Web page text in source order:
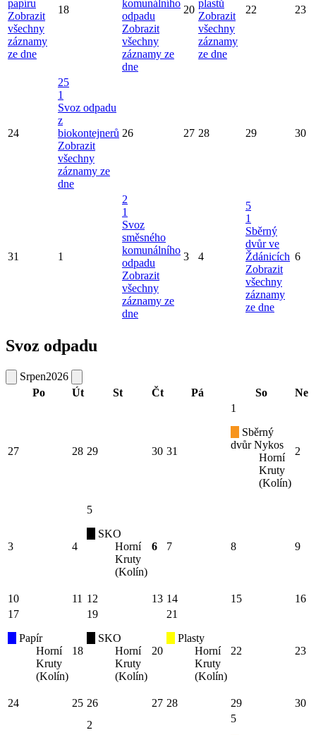
papíru
Zobrazit
všechny
záznamy
ze dne
18
komunálního
odpadu
Zobrazit
všechny
záznamy ze
dne
20
plastů
Zobrazit
všechny
záznamy
ze dne
22 23
24
25
1
Svoz odpadu
z
biokontejnerů
Zobrazit
všechny
záznamy ze
dne
26 27 28 29 30
31 1
2
1
Svoz
směsného
komunálního
odpadu
Zobrazit
všechny
záznamy ze
dne
3 4
5
1
Sběrný
dvůr ve
Ždánicích
Zobrazit
všechny
záznamy
ze dne
6
Svoz odpadu
Srpen2026
Po
Út St Čt Pá So Ne
27 28 29 30 31
1
Sběrný
dvůr Nykos
Horní
Kruty
(Kolín)
2
3 4
5
SKO
Horní
Kruty
(Kolín)
6 7 8 9
10 11 12 13 14 15
16
17
Papír
Horní
Kruty
(Kolín)
18
19
SKO
Horní
Kruty
(Kolín)
20
21
Plasty
Horní
Kruty
(Kolín)
22 23
24 25 26 27 28 29 30
2
5